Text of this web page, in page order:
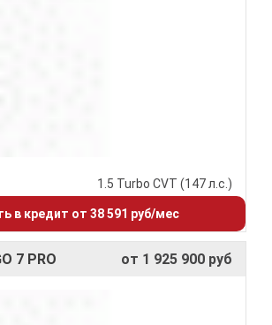
1.5 Turbo CVT (147 л.с.)
в кредит от 38 591 руб/мес
7 PRO от 1 925 900 руб